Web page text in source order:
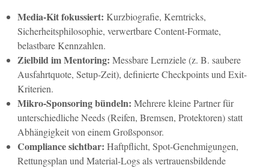
Media-Kit fokussiert: Kurzbiografie, Kerntricks,
Sicherheitsphilosophie, verwertbare Content-Formate,
belastbare Kennzahlen.
Zielbild im Mentoring: Messbare Lernziele (z. B. saubere
Ausfahrtquote, Setup-Zeit), definierte Checkpoints und Exit-
Kriterien.
Mikro-Sponsoring bündeln: Mehrere kleine Partner für
unterschiedliche Needs (Reifen, Bremsen, Protektoren) statt
Abhängigkeit von einem Großsponsor.
Compliance sichtbar: Haftpflicht, Spot-Genehmigungen,
Rettungsplan und Material-Logs als vertrauensbildende